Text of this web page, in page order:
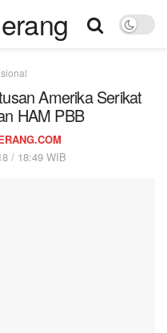
Amerika Serikat
HAM PBB
/ 18:49 WIB